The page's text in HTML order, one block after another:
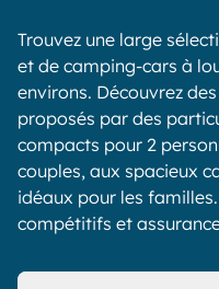
Trouvez une large
et de camping-cars à
environs. Découvrez
proposés par des
compacts pour 2
couples, aux spacieux
idéaux pour les
compétitifs et